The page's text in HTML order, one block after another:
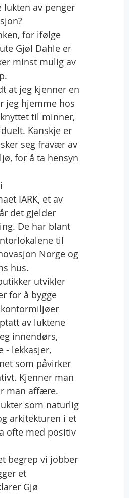
lukten av penger
for ifølge
Gjøl Dahle er
minst mulig av
at jeg kjenner en
jeg hjemme hos
til minner,
Kanskje er
seg fravær av
for å ta hensyn
IARK, et av
det gjelder
De har blant
til
Norge og
hus.
utvikler
for å bygge
av luktene
innendørs,
- lekkasjer,
som påvirker
Kjenner man
man affære.
som naturlig
arkitekturen i et
ofte med positiv
begrep vi jobber
et
Gjø